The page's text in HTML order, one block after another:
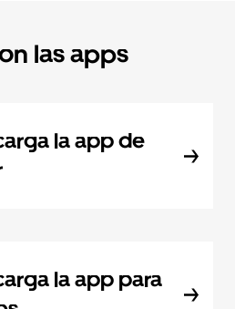
las apps
la app de
la app para